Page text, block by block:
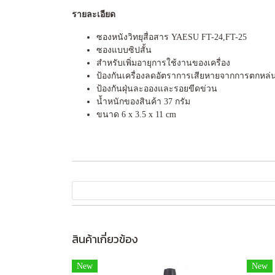
รายละเอียด
ซองหนังวิทยุสื่อสาร YAESU FT-24,FT-25
ซองแบบซิปสั้น
สำหรับเพิ่มอายุการใช้งานของเครื่อง
ป้องกันเครื่องลดอัตราการเสียหายจากการตกหล่
ป้องกันฝุ่นละอองและรอยขีดข่วน
น้ำหนักของสินค้า 37 กรัม
ขนาด 6 x 3.5 x 11 cm
สินค้าเกี่ยวข้อง
New New